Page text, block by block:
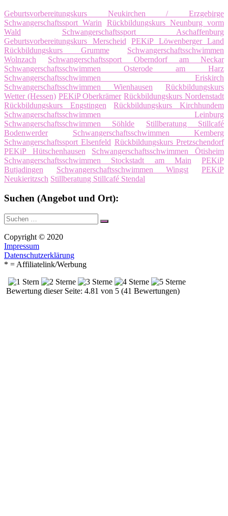
Geburtsvorbereitungskurs Neukirchen / Erzgebirge
Schwangerschaftssport Warin
Rückbildungskurs Neunburg vorm
Wald
Schwangerschaftssport Aschaffenburg
Geburtsvorbereitungskurs Merscheid
PEKiP Löwenberger Land
Rückbildungskurs Grumme
Schwangerschaftsschwimmen
Wolnzach
Schwangerschaftssport Oberndorf am Neckar
Schwangerschaftsschwimmen Osterode am Harz
Schwangerschaftsschwimmen Eriskirch
Schwangerschaftsschwimmen Wienhausen
Rückbildungskurs
Wetter (Hessen) PEKiP Oberkrämer Rückbildungskurs Nordenstadt
Rückbildungskurs Engstingen
Rückbildungskurs Kirchhundem
Schwangerschaftsschwimmen Leinburg
Schwangerschaftsschwimmen Söhlde
Stillberatung Stillcafé
Bodenwerder
Schwangerschaftsschwimmen Kemberg
Schwangerschaftssport Elsenfeld Rückbildungskurs Pretzschendorf
PEKiP Hütschenhausen
Schwangerschaftsschwimmen Ötisheim
Schwangerschaftsschwimmen Stockstadt am Main
PEKiP
Butjadingen
Schwangerschaftsschwimmen Wingst
PEKiP
Neukieritzsch Stillberatung Stillcafé Stendal
Suchen (Angebot und Ort):
Suche
nach:
Suchen
Copyright © 2020
Impressum
Datenschutzerklärung
* = Affiliatelink/Werbung
Bewertung dieser Seite: 4.81 von 5 (41 Bewertungen)